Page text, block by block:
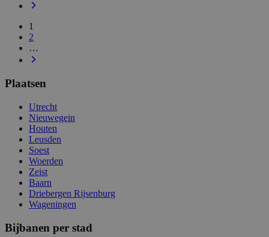
1
2
…
Plaatsen
Utrecht
Nieuwegein
Houten
Leusden
Soest
Woerden
Zeist
Baarn
Driebergen Rijsenburg
Wageningen
Bijbanen per stad